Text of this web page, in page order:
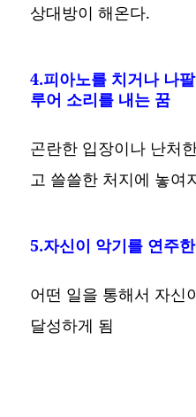
상대방이 해온다.
4.피아노를 치거나 나
루어 소리를 내는 꿈
곤란한 입장이나 난처
고 쓸쓸한 처지에 놓여
5.자신이 악기를 연주
어떤 일을 통해서 자신
달성하게 됨